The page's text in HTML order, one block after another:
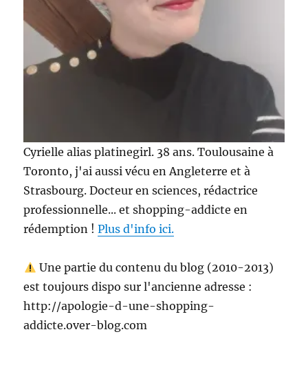
Cyrielle alias platinegirl. 38 ans. Toulousaine à
Toronto, j'ai aussi vécu en Angleterre et à
Strasbourg. Docteur en sciences, rédactrice
professionnelle... et shopping-addicte en
rédemption !Plus d'info ici.
Une partie du contenu du blog (2010-2013)
est toujours dispo sur l'ancienne adresse :
http://apologie-d-une-shopping-
addicte.over-blog.com